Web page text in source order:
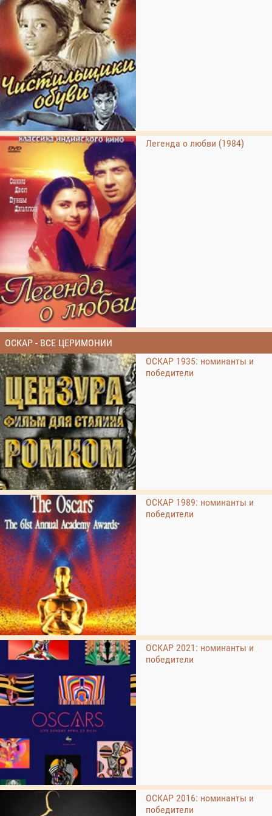
Легенда о любви (1984)
ОСКАР - ВСЕ ЦЕРИМОНИИ
ОСКАР 1935: номинанты и
победители
ОСКАР 1989: номинанты и
победители
ОСКАР 2021: номинанты и
победители
ОСКАР 2016: номинанты и
победители